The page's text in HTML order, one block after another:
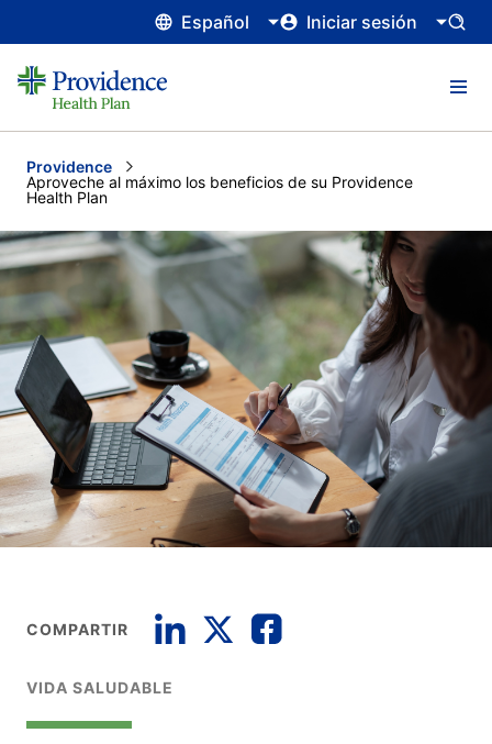
Español Iniciar sesión
Providence
Current:
Aproveche al máximo los beneficios de su Providence
Health Plan
COMPARTIR
VIDA SALUDABLE